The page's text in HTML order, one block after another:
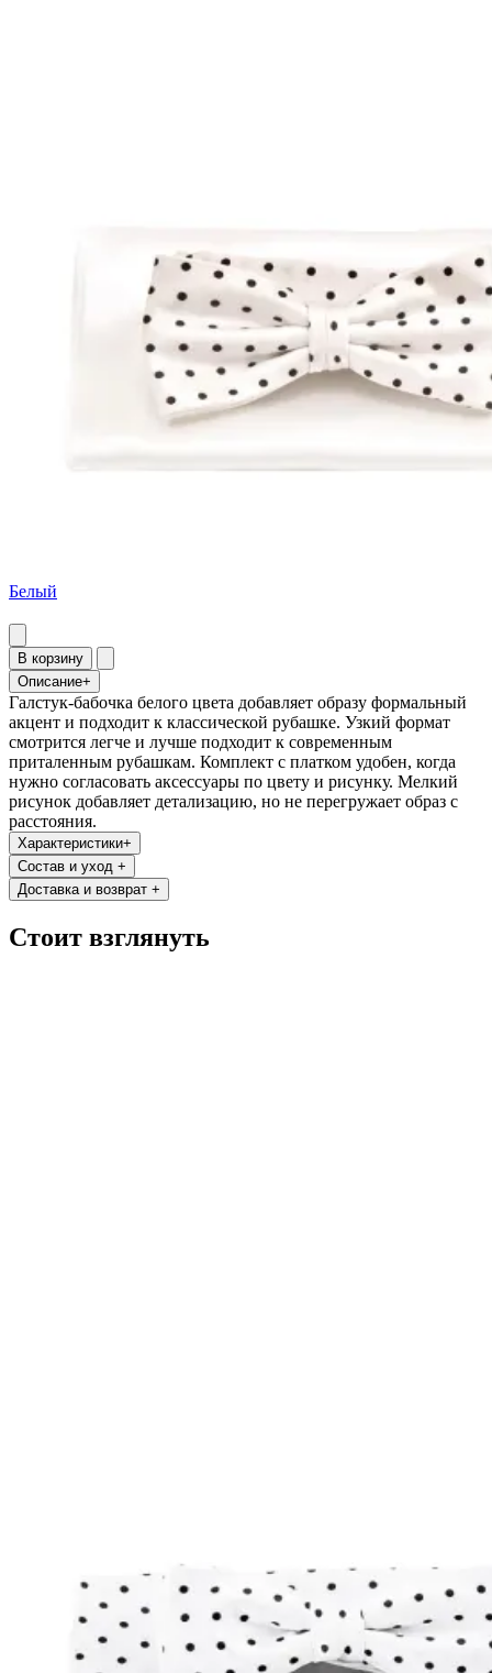
Белый
В корзину
Описание+
Галстук-бабочка белого цвета добавляет образу формальный
акцент и подходит к классической рубашке. Узкий формат
смотрится легче и лучше подходит к современным
приталенным рубашкам. Комплект с платком удобен, когда
нужно согласовать аксессуары по цвету и рисунку. Мелкий
рисунок добавляет детализацию, но не перегружает образ с
расстояния.
Характеристики+
Состав и уход +
Доставка и возврат +
Стоит взглянуть